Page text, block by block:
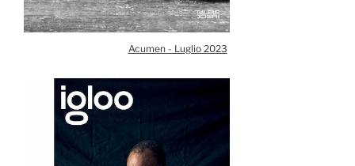
Acumen - Luglio 2023